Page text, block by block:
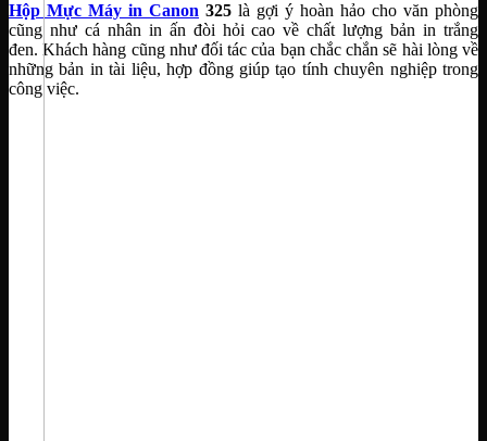
Hộp Mực Máy in Canon 325 là gợi ý hoàn hảo cho văn phòng
cũng như cá nhân in ấn đòi hỏi cao về chất lượng bản in trắng
đen. Khách hàng cũng như đối tác của bạn chắc chắn sẽ hài lòng về
những bản in tài liệu, hợp đồng giúp tạo tính chuyên nghiệp trong
công việc.